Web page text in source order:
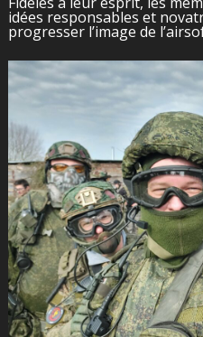
idées responsables et
progresser l’image de